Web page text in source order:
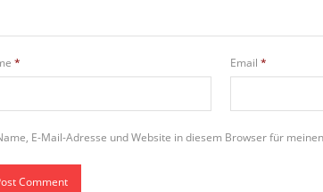
* Email *
E-Mail-Adresse und Website in diesem Browser für